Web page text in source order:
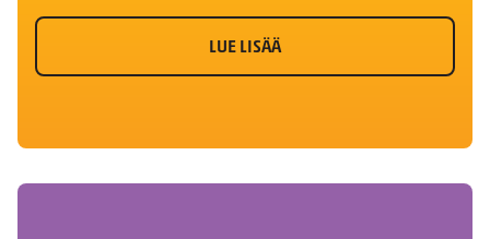
LUE LISÄÄ